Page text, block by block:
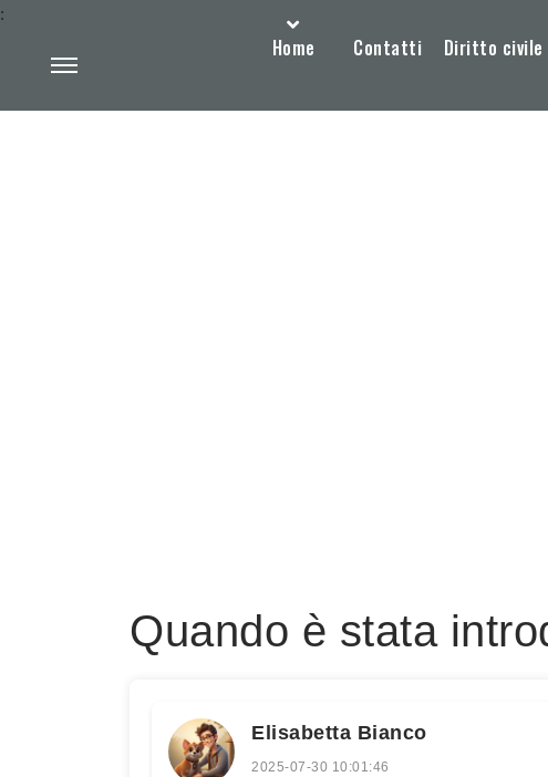
Home Contatti Diritto civile
:
Quando è stata
Elisabetta Bianco
2025-07-30 10:01:46